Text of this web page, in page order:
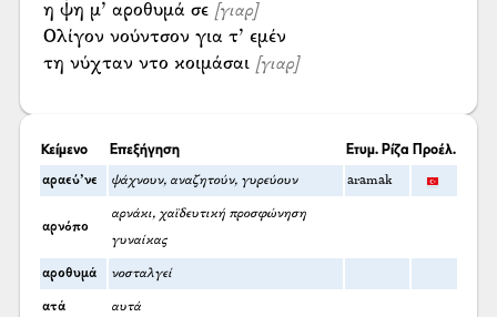
η ψ̌η μ’ αροθυμά σε [γιαρ]
Ολίγον νούντσον για τ’ εμέν
τη νύχταν ντο κοιμάσαι [γιαρ]
Κείμενο Επεξήγηση Ετυμ. Ρίζα Προέλ.
αραεύ’νε ψάχνουν, αναζητούν, γυρεύουν aramak
αρνόπο
αρνάκι, χαϊδευτική προσφώνηση
γυναίκας
αροθυμά νοσταλγεί
ατά αυτά